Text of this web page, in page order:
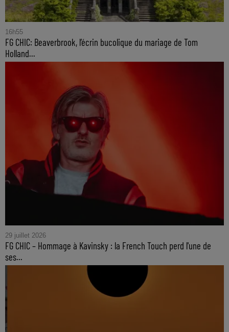
16h55
FG CHIC: Beaverbrook, l’écrin bucolique du mariage de Tom
Holland...
29 juillet 2026
FG CHIC – Hommage à Kavinsky : la French Touch perd l'une de
ses...